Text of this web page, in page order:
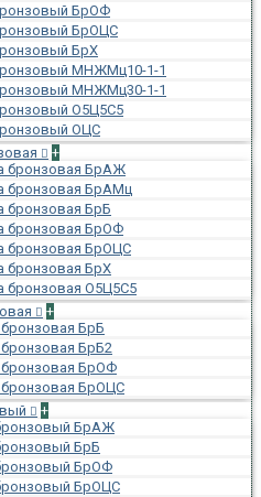
БрОФ
БрОЦС
БрХ
МНЖМц10-1-1
МНЖМц30-1-1
О5Ц5С5
ОЦС
+
бронзовая БрАЖ
бронзовая БрАМц
бронзовая БрБ
бронзовая БрОФ
бронзовая БрОЦС
бронзовая БрХ
бронзовая О5Ц5С5
+
БрБ
БрБ2
БрОФ
БрОЦС
+
БрАЖ
БрБ
БрОФ
БрОЦС